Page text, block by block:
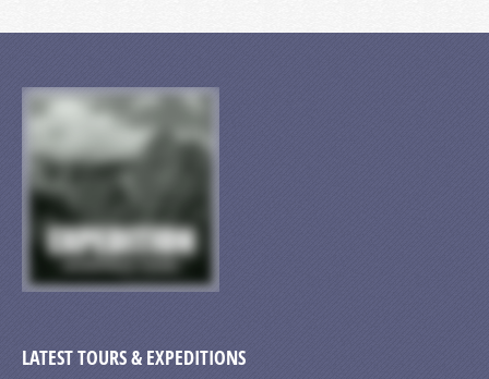
LATEST TOURS & EXPEDITIONS